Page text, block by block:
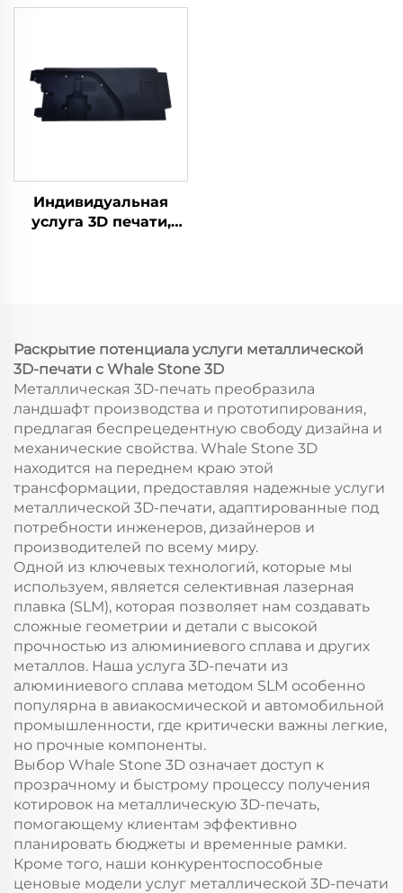
печати PLA SLA SLS
обработка включена
Индивидуальная
услуга 3D печати,
методами SLS/SLA
Раскрытие потенциала услуги металлической
3D-печати с Whale Stone 3D
Металлическая 3D-печать преобразила
ландшафт производства и прототипирования,
предлагая беспрецедентную свободу дизайна и
механические свойства. Whale Stone 3D
находится на переднем краю этой
трансформации, предоставляя надежные услуги
металлической 3D-печати, адаптированные под
потребности инженеров, дизайнеров и
производителей по всему миру.
Одной из ключевых технологий, которые мы
используем, является селективная лазерная
плавка (SLM), которая позволяет нам создавать
сложные геометрии и детали с высокой
прочностью из алюминиевого сплава и других
металлов. Наша услуга 3D-печати из
алюминиевого сплава методом SLM особенно
популярна в авиакосмической и автомобильной
промышленности, где критически важны легкие,
но прочные компоненты.
Выбор Whale Stone 3D означает доступ к
прозрачному и быстрому процессу получения
котировок на металлическую 3D-печать,
помогающему клиентам эффективно
планировать бюджеты и временные рамки.
Кроме того, наши конкурентоспособные
ценовые модели услуг металлической 3D-печати